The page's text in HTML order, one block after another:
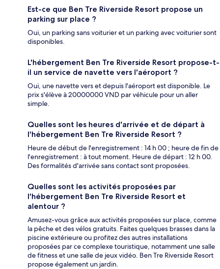
Est-ce que Ben Tre Riverside Resort propose un
parking sur place ?
Oui, un parking sans voiturier et un parking avec voiturier sont
disponibles.
L'hébergement Ben Tre Riverside Resort propose-t-
il un service de navette vers l'aéroport ?
Oui, une navette vers et depuis l'aéroport est disponible. Le
prix s'élève à 20000000 VND par véhicule pour un aller
simple.
Quelles sont les heures d'arrivée et de départ à
l'hébergement Ben Tre Riverside Resort ?
Heure de début de l'enregistrement : 14 h 00 ; heure de fin de
l'enregistrement : à tout moment. Heure de départ : 12 h 00.
Des formalités d'arrivée sans contact sont proposées.
Quelles sont les activités proposées par
l'hébergement Ben Tre Riverside Resort et
alentour ?
Amusez-vous grâce aux activités proposées sur place, comme
la pêche et des vélos gratuits. Faites quelques brasses dans la
piscine extérieure ou profitez des autres installations
proposées par ce complexe touristique, notamment une salle
de fitness et une salle de jeux vidéo. Ben Tre Riverside Resort
propose également un jardin.